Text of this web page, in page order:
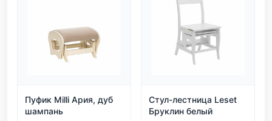
Пуфик Milli Ария, дуб
шампань
Стул-лестница Leset
Бруклин белый